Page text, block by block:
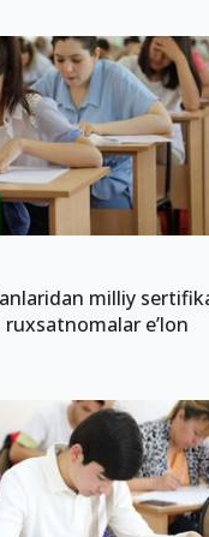
milliy
e’lon